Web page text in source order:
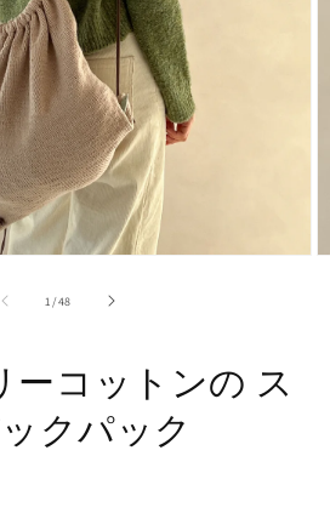
1/of
48
ーコットンの ス
クパック